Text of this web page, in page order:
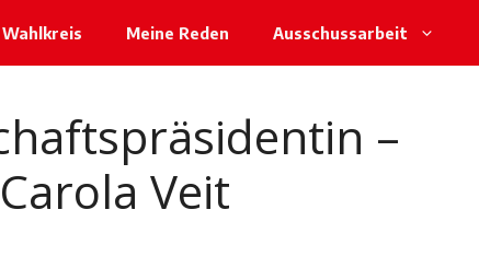
Wahlkreis Meine Reden Ausschussarbeit
–
Veit